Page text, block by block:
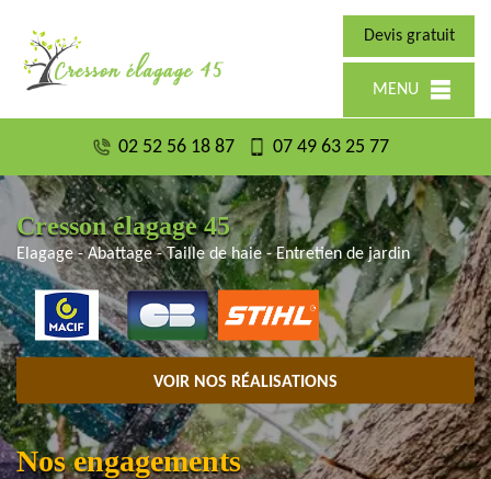
Devis gratuit
MENU
02 52 56 18 87 07 49 63 25 77
Cresson élagage 45
Elagage - Abattage - Taille de haie - Entretien de jardin
VOIR NOS RÉALISATIONS
Nos engagements